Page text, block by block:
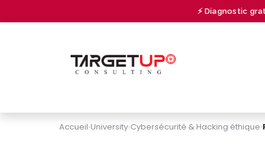
⚡ Diagnostic
Accueil›University›Cybersécurité & Hacking éthique›